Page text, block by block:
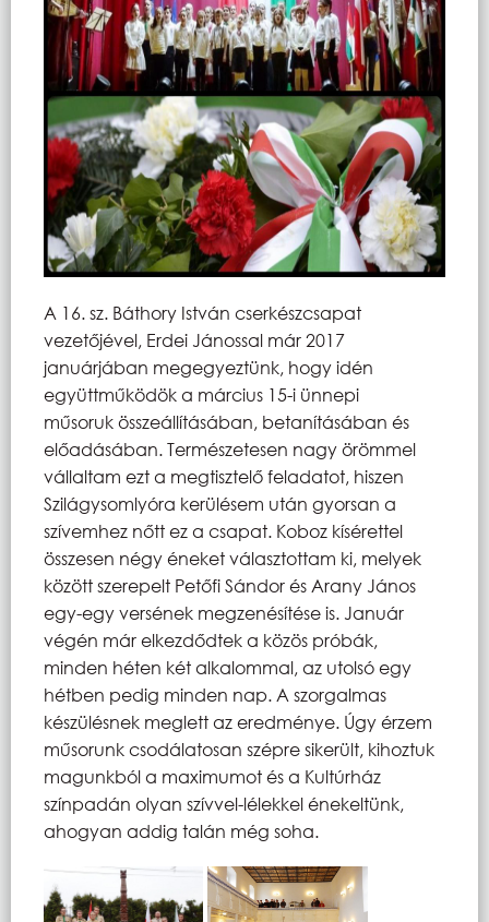
A 16. sz. Báthory István cserkészcsapat
vezetőjével, Erdei Jánossal már 2017
januárjában megegyeztünk, hogy idén
együttműködök a március 15-i ünnepi
műsoruk összeállításában, betanításában és
előadásában. Természetesen nagy örömmel
vállaltam ezt a megtisztelő feladatot, hiszen
Szilágysomlyóra kerülésem után gyorsan a
szívemhez nőtt ez a csapat. Koboz kísérettel
összesen négy éneket választottam ki, melyek
között szerepelt Petőfi Sándor és Arany János
egy-egy versének megzenésítése is. Január
végén már elkezdődtek a közös próbák,
minden héten két alkalommal, az utolsó egy
hétben pedig minden nap. A szorgalmas
készülésnek meglett az eredménye. Úgy érzem
műsorunk csodálatosan szépre sikerült, kihoztuk
magunkból a maximumot és a Kultúrház
színpadán olyan szívvel-lélekkel énekeltünk,
ahogyan addig talán még soha.